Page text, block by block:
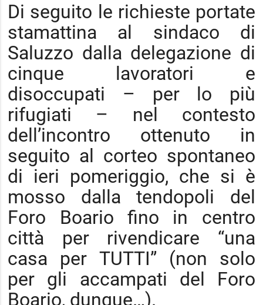
Di seguito le richieste portate
stamattina al sindaco di
Saluzzo dalla delegazione di
cinque lavoratori e
disoccupati – per lo più
rifugiati – nel contesto
dell’incontro ottenuto in
seguito al corteo spontaneo
di ieri pomeriggio, che si è
mosso dalla tendopoli del
Foro Boario fino in centro
città per rivendicare “una
casa per TUTTI” (non solo
per gli accampati del Foro
Boario, dunque…).